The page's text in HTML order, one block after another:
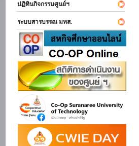
ปฏิทินกิจกรรมศูนย์ฯ
ระบบสารบรรณ มทส.